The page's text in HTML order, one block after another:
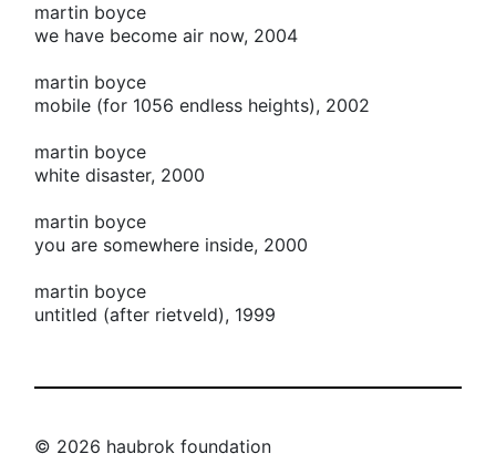
martin boyce
we have become air now, 2004
martin boyce
mobile (for 1056 endless heights), 2002
martin boyce
white disaster, 2000
martin boyce
you are somewhere inside, 2000
martin boyce
untitled (after rietveld), 1999
© 2026 haubrok foundation